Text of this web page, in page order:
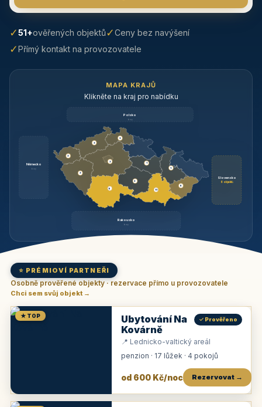
✓51+ověřených objektů✓Ceny bez navýšení
✓Přímý kontakt na provozovatele
MAPA KRAJŮ
Klikněte na kraj pro nabídku
Polsko
brzy
Německo
brzy
Slovensko
6 objektů
Rakousko
brzy
3
9
3
3
3
3
1
2
11
1
6
⭐ PRÉMIOVÍ PARTNEŘI
Osobně prověřené objekty · rezervace přímo u provozovatele
Chci sem svůj objekt →
★ TOP
Ubytování Na
Kovárně
✓ Prověřeno
📍 Lednicko-valtický areál
penzion · 17 lůžek · 4 pokojů
od 600 Kč/noc Rezervovat →